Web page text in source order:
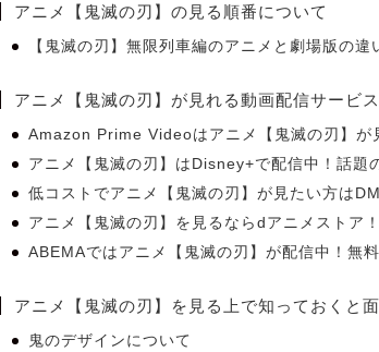
アニメ【鬼滅の刃】の見る順番について
【鬼滅の刃】無限列車編のアニメと劇場版の違
アニメ【鬼滅の刃】が見れる動画配信サービ
Amazon Prime Videoはアニメ【鬼滅の刃】が
アニメ【鬼滅の刃】はDisney+で配信中！話題
低コストでアニメ【鬼滅の刃】が見たい方は
アニメ【鬼滅の刃】を見るならdアニメストア
ABEMAではアニメ【鬼滅の刃】が配信中！無
アニメ【鬼滅の刃】を見る上で知っておくと
鬼のデザインについて